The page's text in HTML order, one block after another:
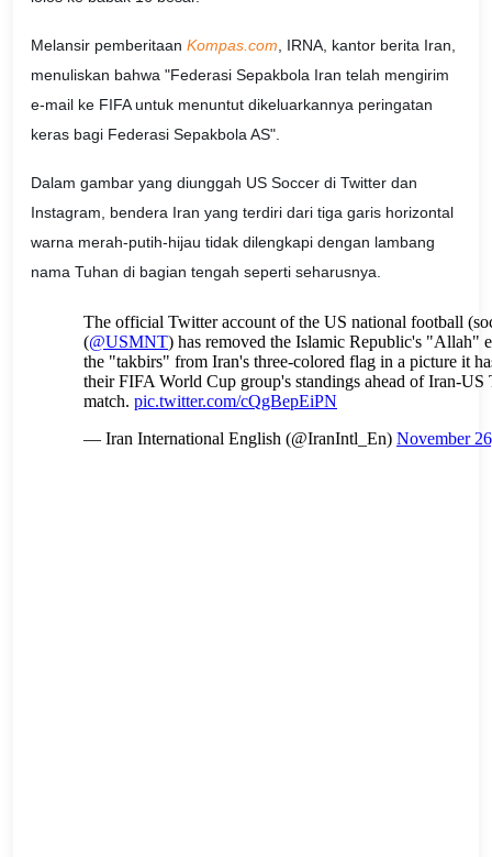
Melansir pemberitaan Kompas.com, IRNA, kantor berita Iran,
menuliskan bahwa "Federasi Sepakbola Iran telah mengirim
e-mail ke FIFA untuk menuntut dikeluarkannya peringatan
keras bagi Federasi Sepakbola AS".
Dalam gambar yang diunggah US Soccer di Twitter dan
Instagram, bendera Iran yang terdiri dari tiga garis horizontal
warna merah-putih-hijau tidak dilengkapi dengan lambang
nama Tuhan di bagian tengah seperti seharusnya.